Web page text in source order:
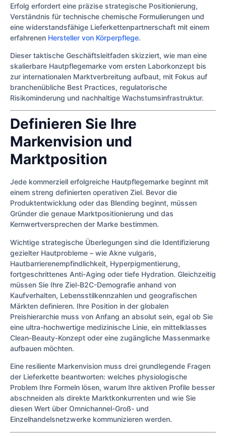
Erfolg erfordert eine präzise strategische Positionierung,
Verständnis für technische chemische Formulierungen und
eine widerstandsfähige Lieferkettenpartnerschaft mit einem
erfahrenen Hersteller von Körperpflege.
Dieser taktische Geschäftsleitfaden skizziert, wie man eine
skalierbare Hautpflegemarke vom ersten Laborkonzept bis
zur internationalen Marktverbreitung aufbaut, mit Fokus auf
branchenübliche Best Practices, regulatorische
Risikominderung und nachhaltige Wachstumsinfrastruktur.
Definieren Sie Ihre
Markenvision und
Marktposition
Jede kommerziell erfolgreiche Hautpflegemarke beginnt mit
einem streng definierten operativen Ziel. Bevor die
Produktentwicklung oder das Blending beginnt, müssen
Gründer die genaue Marktpositionierung und das
Kernwertversprechen der Marke bestimmen.
Wichtige strategische Überlegungen sind die Identifizierung
gezielter Hautprobleme – wie Akne vulgaris,
Hautbarrierenempfindlichkeit, Hyperpigmentierung,
fortgeschrittenes Anti-Aging oder tiefe Hydration. Gleichzeitig
müssen Sie Ihre Ziel-B2C-Demografie anhand von
Kaufverhalten, Lebensstilkennzahlen und geografischen
Märkten definieren. Ihre Position in der globalen
Preishierarchie muss von Anfang an absolut sein, egal ob Sie
eine ultra-hochwertige medizinische Linie, ein mittelklasses
Clean-Beauty-Konzept oder eine zugängliche Massenmarke
aufbauen möchten.
Eine resiliente Markenvision muss drei grundlegende Fragen
der Lieferkette beantworten: welches physiologische
Problem Ihre Formeln lösen, warum Ihre aktiven Profile besser
abschneiden als direkte Marktkonkurrenten und wie Sie
diesen Wert über Omnichannel-Groß- und
Einzelhandelsnetzwerke kommunizieren werden.